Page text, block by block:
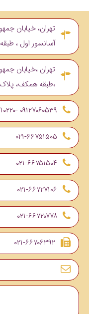
تهران، خیابان
آسانسور اول ، طبقه ۴ ،واحد ۶
تهران ،خیابان
،طبقه همکف، پلاک ۲۹
۰۹۱۲۷۰۶۰۵۳۹ -۰۲۱-۶۶۷۱۰۲۲۰
۰۲۱-۶۶۷۵۱۵۰۵
۰۲۱-۶۶۷۵۱۵۰۴
۰۲۱-۶۶۷۲۷۱۰۶
۰۲۱-۶۶۷۲۰۷۷۸
۰۲۱-۶۶۷۰۶۳۹۲